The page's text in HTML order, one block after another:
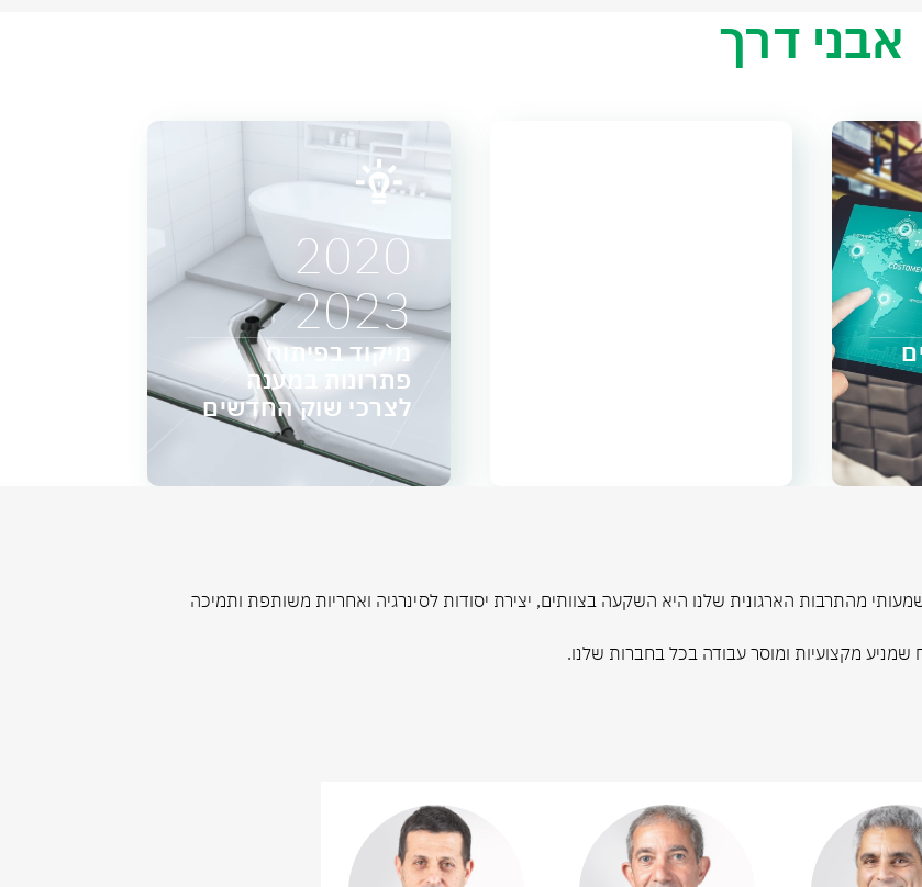
אבני דרך
2020
2023
מיקוד בפיתוח
פתרונות במענה
לצרכי שוק החדשים
מהתרבות הארגונית שלנו היא השקעה בצוותים, יצירת יסודות לסינרגיה ואחריות משותפת ותמיכה
מקצועיות ומוסר עבודה בכל בחברות שלנו.